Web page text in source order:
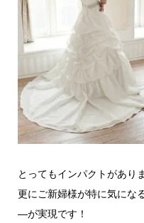
とってもインパクトがあり
更にご新婦様が特に気にな
―が実現です！